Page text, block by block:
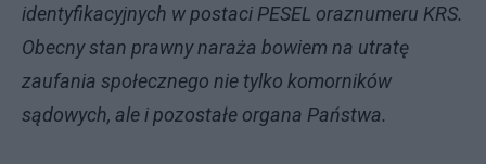
identyfikacyjnych w postaci PESEL oraznumeru KRS.
Obecny stan prawny naraża bowiem na utratę
zaufania społecznego nie tylko komorników
sądowych, ale i pozostałe organa Państwa.